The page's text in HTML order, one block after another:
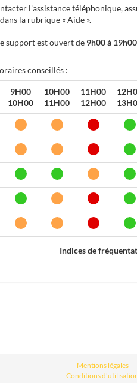
l'assistance téléphonique,
la rubrique « Aide ».
support est ouvert de 9h00 à 19h00
conseillés :
9H00
10H00
10H00
11H00
11H00
12H00
Indices de
Mentions légales
Conditions